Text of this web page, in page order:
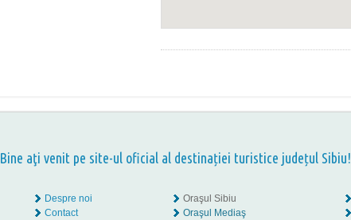
Bine aţi venit pe site-ul oficial al destinației turistice județul Sibiu!
Despre noi
Contact
Oraşul Sibiu
Oraşul Mediaş